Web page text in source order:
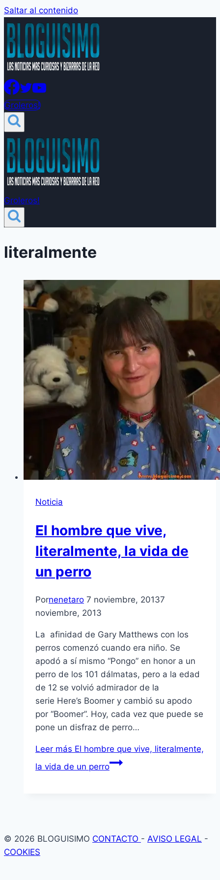
Saltar al contenido
Groleros!
Groleros!
literalmente
Noticia
El hombre que vive,
literalmente, la vida de
un perro
Pornenetaro 7 noviembre, 20137
noviembre, 2013
La afinidad de Gary Matthews con los
perros comenzó cuando era niño. Se
apodó a sí mismo “Pongo” en honor a un
perro de los 101 dálmatas, pero a la edad
de 12 se volvió admirador de la
serie Here’s Boomer y cambió su apodo
por “Boomer”. Hoy, cada vez que puede se
pone un disfraz de perro…
Leer más El hombre que vive, literalmente,
la vida de un perro
© 2026 BLOGUISIMO CONTACTO - AVISO LEGAL -
COOKIES